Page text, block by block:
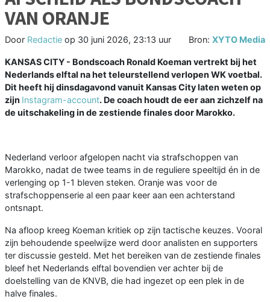
VAN ORANJE
Door Redactie op 30 juni 2026, 23:13 uur Bron: XYTO Media
KANSAS CITY - Bondscoach Ronald Koeman vertrekt bij het
Nederlands elftal na het teleurstellend verlopen WK voetbal.
Dit heeft hij dinsdagavond vanuit Kansas City laten weten op
zijn Instagram-account. De coach houdt de eer aan zichzelf na
de uitschakeling in de zestiende finales door Marokko.
Nederland verloor afgelopen nacht via strafschoppen van
Marokko, nadat de twee teams in de reguliere speeltijd én in de
verlenging op 1-1 bleven steken. Oranje was voor de
strafschoppenserie al een paar keer aan een achterstand
ontsnapt.
Na afloop kreeg Koeman kritiek op zijn tactische keuzes. Vooral
zijn behoudende speelwijze werd door analisten en supporters
ter discussie gesteld. Met het bereiken van de zestiende finales
bleef het Nederlands elftal bovendien ver achter bij de
doelstelling van de KNVB, die had ingezet op een plek in de
halve finales.